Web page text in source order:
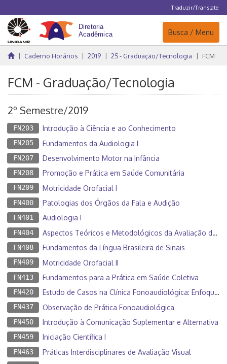
Traduzir/Translate
Navegação
Busca / Menu
Caderno Horários 2019 2S - Graduação/Tecnologia FCM
FCM - Graduação/Tecnologia
2º Semestre/2019
FN203 Introdução à Ciência e ao Conhecimento
FN205 Fundamentos da Audiologia I
FN207 Desenvolvimento Motor na Infância
FN208 Promoção e Prática em Saúde Comunitária
FN209 Motricidade Orofacial I
FN400 Patologias dos Órgãos da Fala e Audição
FN401 Audiologia I
FN404 Aspectos Teóricos e Metodológicos da Avaliação de Linguagem
FN408 Fundamentos da Língua Brasileira de Sinais
FN409 Motricidade Orofacial II
FN413 Fundamentos para a Prática em Saúde Coletiva
FN420 Estudo de Casos na Clínica Fonoaudiológica: Enfoque Multidisciplinar
FN437 Observação de Prática Fonoaudiológica
FN450 Introdução à Comunicação Suplementar e Alternativa
FN459 Iniciação Científica I
FN463 Práticas Interdisciplinares de Avaliação Visual